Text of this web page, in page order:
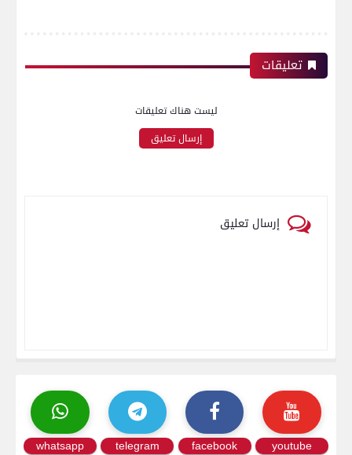
تعليقات
ليست هناك تعليقات
إرسال تعليق
إرسال تعليق
youtube
facebook
telegram
whatsapp